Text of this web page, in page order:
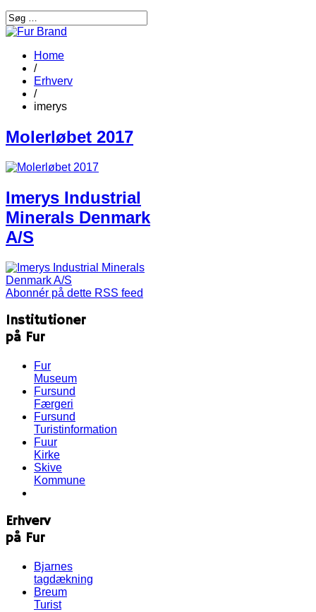
Home
/
Erhverv
/
imerys
Molerløbet 2017
Imerys Industrial
Minerals Denmark
A/S
Abonnér på dette RSS feed
Institutioner
på Fur
Fur
Museum
Fursund
Færgeri
Fursund
Turistinformation
Fuur
Kirke
Skive
Kommune
Erhverv
på Fur
Bjarnes
tagdækning
Breum
Turist